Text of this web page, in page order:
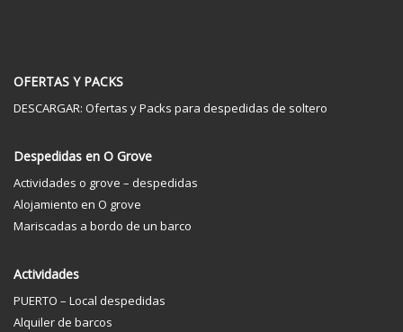
OFERTAS Y PACKS
DESCARGAR: Ofertas y Packs para despedidas de soltero
Despedidas en O Grove
Actividades o grove – despedidas
Alojamiento en O grove
Mariscadas a bordo de un barco
Actividades
PUERTO – Local despedidas
Alquiler de barcos